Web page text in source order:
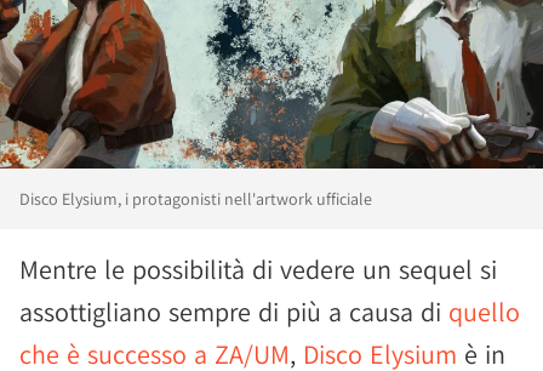
Disco Elysium, i protagonisti nell'artwork ufficiale
Mentre le possibilità di vedere un sequel si
assottigliano sempre di più a causa di quello
che è successo a ZA/UM, Disco Elysium è in